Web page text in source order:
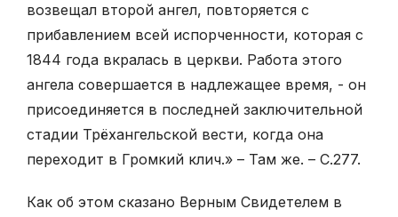
возвещал второй ангел, повторяется с
прибавлением всей испорченности, которая с
1844 года вкралась в церкви. Работа этого
ангела совершается в надлежащее время, - он
присоединяется в последней заключительной
стадии Трёхангельской вести, когда она
переходит в Громкий клич.» – Там же. – С.277.
Как об этом сказано Верным Свидетелем в